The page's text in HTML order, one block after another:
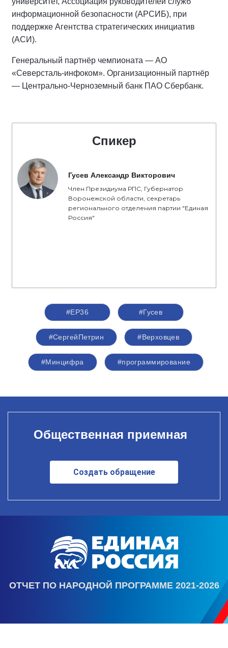
информационной безопасности (АРСИБ), при
поддержке Агентства стратегических инициатив
(АСИ).
Генеральный партнёр чемпионата — АО
«Северсталь-инфоком». Организационный партнёр
— Центрально-Черноземный банк ПАО Сбербанк.
Спикер
Гусев Александр Викторович
Член Президиума РПС, Губернатор
Воронежской области, секретарь
регионального отделения партии "Единая
Россия"
#ЕР36 #Гусев
#СергейПетрин #Верховцев
#Минцифра #программирование
Общественная приемная
Создать обращение
ОТЧЕТ ПО НАРОДНОЙ ПРОГРАММЕ 2021-2026